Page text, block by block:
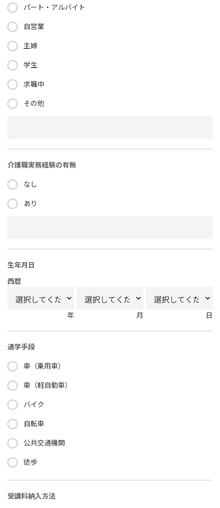
パート・アルバイト
自営業
主婦
学生
求職中
その他
介護職実務経験の有無
なし
あり
生年月日
西暦
年 月 日
通学手段
車（乗用車）
車（軽自動車）
バイク
自転車
公共交通機関
徒歩
受講料納入方法